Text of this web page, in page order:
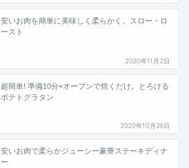
安いお肉を簡単に美味しく柔らかく。スロー・ロ
ースト
2020年11月2日
超簡単! 準備10分+オーブンで焼くだけ。とろける
ポテトグラタン
2020年10月26日
安いお肉で柔らかジューシー豪華ステーキディナ
ー